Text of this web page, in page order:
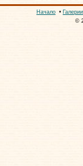
Начало • Галерии
©